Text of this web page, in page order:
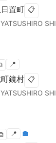
置町 📋
YATSUSHIRO SHI
📍
鏡村 📋
YATSUSHIRO SHI
📍 🏣